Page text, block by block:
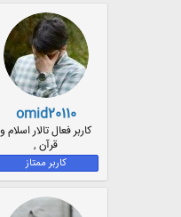
omid20110
کاربر فعال تالار اسلام و
قرآن ,
کاربر ممتاز